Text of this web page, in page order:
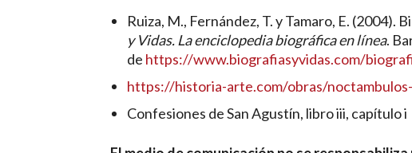
Ruiza, M., Fernández, T. y Tamaro, E. (2004).
y Vidas. La enciclopedia biográfica en línea.
de https://www.biografiasyvidas.com/
https://historia-arte.com/obras/
Confesiones de San Agustín, libro iii, capítulo i